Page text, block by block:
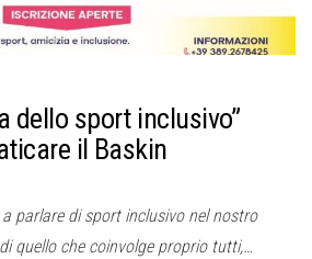
dello sport inclusivo”
il Baskin
parlare di sport inclusivo nel nostro
quello che coinvolge proprio tutti,…